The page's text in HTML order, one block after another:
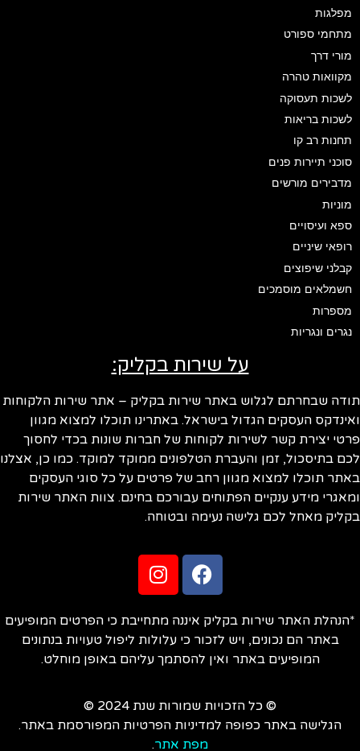
מפלגות
מתחמי ספורט
מורי דרך
מקוואות טהרה
לשכות תעסוקה
לשכות בריאות
תחנות רב קו
סוכני תיירות פנים
מדבירים מורשים
מוניות
ספא ועיסויים
רופאי שיניים
קבלני שיפוצים
חשמלאים מוסמכים
מספרות
נגרים ונגריות
על שירות בקליק:
שבחרתם לגלוש באתר שירות בקליק – אתר שירות הלקוחות
העסקים הגדול בישראל. באתרינו תוכלו למצוא מגוון
יצירת קשר לשירות לקוחות של חברות שונות בכדי לחסוך
בתיסכול, זמן והעברת הטלפונים ממוקד למוקד. כמו כן, אצלנו
תוכלו למצוא מגוון רחב של פרטים על כל סוגי העסקים
מידע ענקיים הפתוחים עבורכם בחינם. צוות האתר שירות
מאחל לכם גלישה נעימה ובטוחה.
האתר שירות בקליק איננה מתחייבת כי הפרטים המופיעים
באתר הם נכונים, ויש לזכור כי עלולות ליפול טעויות בנתונים
המופיעים באתר ואין להסתמך עליהם באופן מוחלט.
© כל הזכויות שמורות שנת 2024 ©
הגלישה באתר כפופה למדיניות הפרטיות המפורסמת באתר.
מפת אתר.